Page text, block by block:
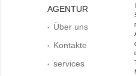
AGENTUR
Über uns
Kontakte
services